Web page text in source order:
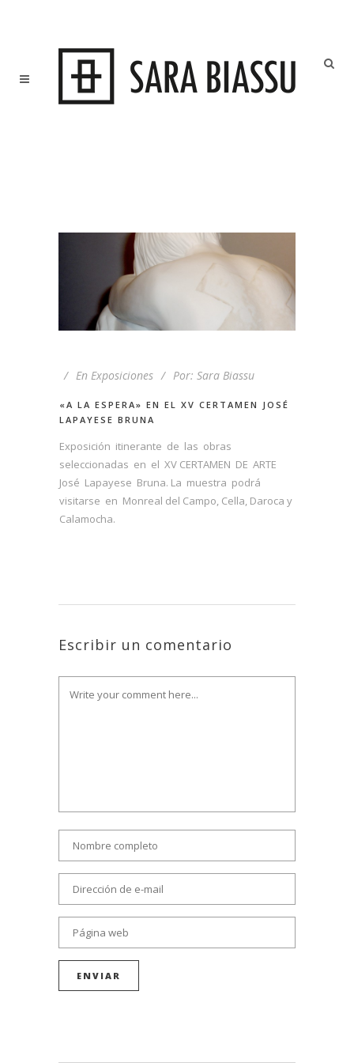
En Exposiciones Por: Sara Biassu
«A LA ESPERA» EN EL XV CERTAMEN JOSÉ
LAPAYESE BRUNA
Exposición itinerante de las obras
seleccionadas en el XV CERTAMEN DE ARTE
José Lapayese Bruna. La muestra podrá
visitarse en Monreal del Campo, Cella, Daroca y
Calamocha.
Escribir un comentario